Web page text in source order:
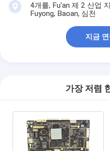
4개를, Fu'an 제 2 산업
Fuyong, Baoan, 심천
지금
가장 저렴